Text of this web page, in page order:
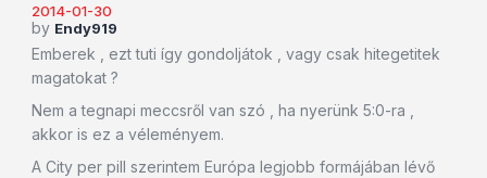
2014-01-30
by Endy919
Emberek , ezt tuti így gondoljátok , vagy csak hitegetitek
magatokat ?
Nem a tegnapi meccsről van szó , ha nyerünk 5:0-ra ,
akkor is ez a véleményem.
A City per pill szerintem Európa legjobb formájában lévő